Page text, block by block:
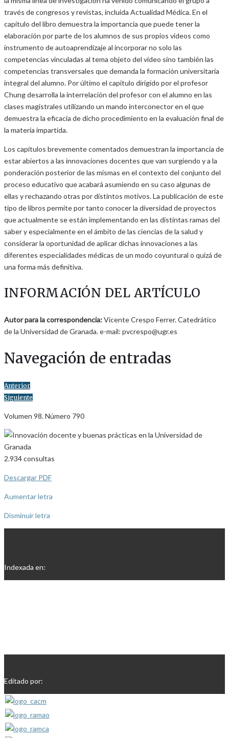
través de congresos y revistas, incluida Actualidad Médica. En el
capítulo del libro demuestra la importancia que puede tener la
elaboración por parte de los alumnos de sus propios videos como
instrumento de autoaprendizaje al incorporar no solo las
competencias vinculadas al tema objeto del video sino también las
competencias transversales que demanda la formación universitaria
integral del alumno. Por último el capitulo dirigido por el profesor
Chung desarrolla la interrelación del profesor con el alumno en las
clases magistrales utilizando un mando interconector en el que
demuestra la eficacia de dicho procedimiento en la evaluación final de
la materia impartida.
Los capítulos brevemente comentados demuestran la importancia de
estar abiertos a las innovaciones docentes que van surgiendo y a la
ponderación posterior de las mismas en el contexto del conjunto del
proceso educativo que acabará asumiendo en su caso algunas de
ellas y rechazando otras por distintos motivos. La publicación de este
tipo de libros permite por tanto conocer la diversidad de proyectos
que actualmente se están implementando en las distintas ramas del
saber y especialmente en el ámbito de las ciencias de la salud y
considerar la oportunidad de aplicar dichas innovaciones a las
diferentes especialidades médicas de un modo coyuntural o quizá de
una forma más definitiva.
INFORMACIÓN DEL ARTÍCULO
Autor para la correspondencia:Vicente Crespo Ferrer. Catedrático
de la Universidad de Granada. e-mail: pvcrespo@ugr.es
Navegación de entradas
Anterior
Siguiente
Volumen 98. Número 790
2.934consultas
Descargar PDF
Aumentar letra
Disminuir letra
Indexada en:
Editado por: